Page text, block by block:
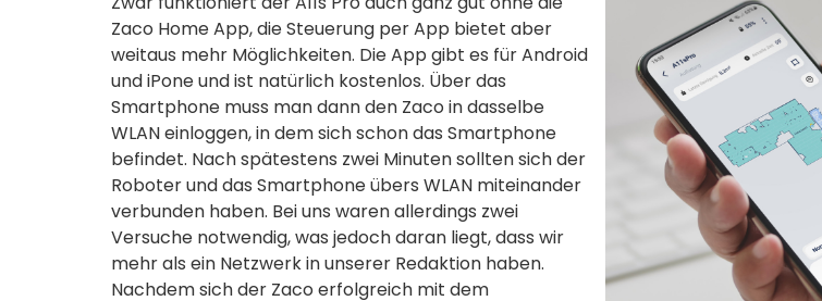
Zaco Home App, die Steuerung per App bietet aber
weitaus mehr Möglichkeiten. Die App gibt es für Android
und iPone und ist natürlich kostenlos. Über das
Smartphone muss man dann den Zaco in dasselbe
WLAN einloggen, in dem sich schon das Smartphone
befindet. Nach spätestens zwei Minuten sollten sich der
Roboter und das Smartphone übers WLAN miteinander
verbunden haben. Bei uns waren allerdings zwei
Versuche notwendig, was jedoch daran liegt, dass wir
mehr als ein Netzwerk in unserer Redaktion haben.
Nachdem sich der Zaco erfolgreich mit dem